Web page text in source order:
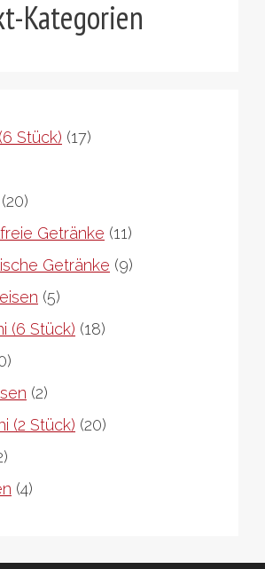
Kategorien
Stück) 1717
Produkte
2020
Produkte
Getränke 1111
Produkte
Getränke 99
55
Produkte
(6 Stück) 1818
20
Produkte
22
Produkte
(2 Stück) 2020
2
Produkte
44